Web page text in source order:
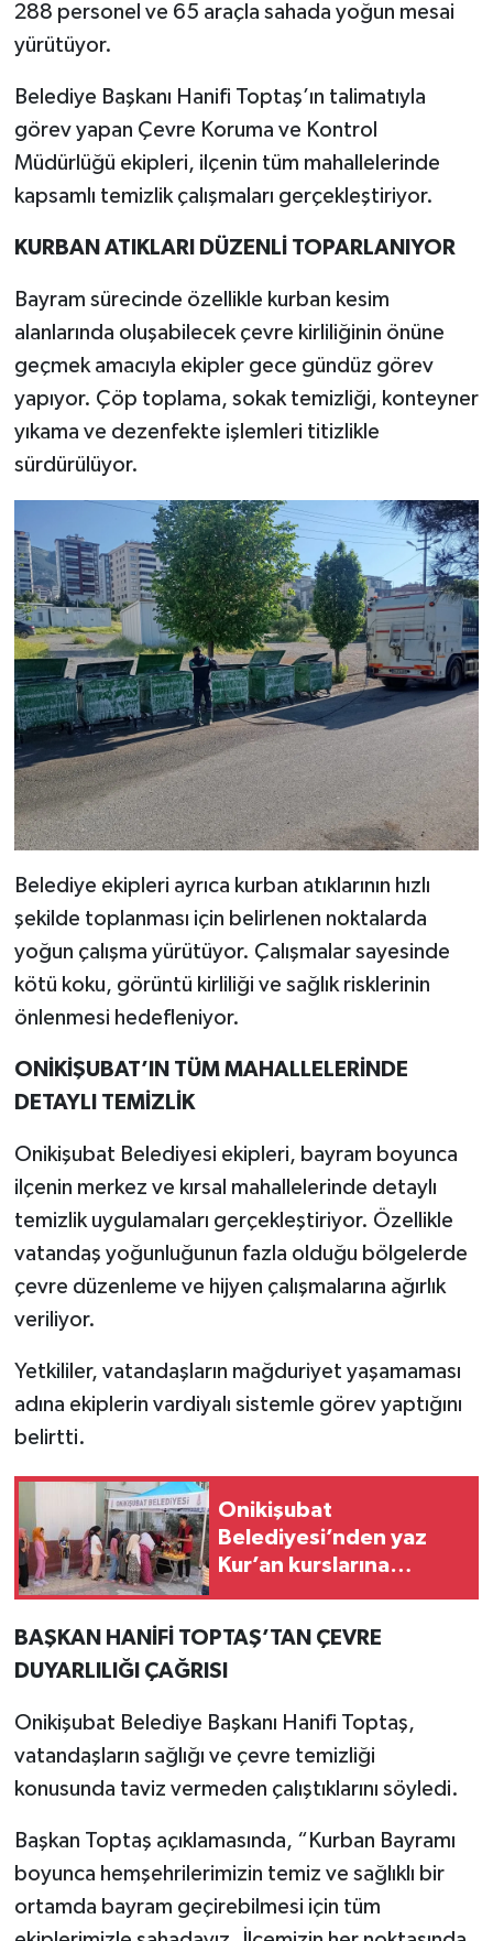
288 personel ve 65 araçla sahada yoğun mesai
yürütüyor.
Belediye Başkanı Hanifi Toptaş’ın talimatıyla
görev yapan Çevre Koruma ve Kontrol
Müdürlüğü ekipleri, ilçenin tüm mahallelerinde
kapsamlı temizlik çalışmaları gerçekleştiriyor.
KURBAN ATIKLARI DÜZENLİ TOPARLANIYOR
Bayram sürecinde özellikle kurban kesim
alanlarında oluşabilecek çevre kirliliğinin önüne
geçmek amacıyla ekipler gece gündüz görev
yapıyor. Çöp toplama, sokak temizliği, konteyner
yıkama ve dezenfekte işlemleri titizlikle
sürdürülüyor.
Belediye ekipleri ayrıca kurban atıklarının hızlı
şekilde toplanması için belirlenen noktalarda
yoğun çalışma yürütüyor. Çalışmalar sayesinde
kötü koku, görüntü kirliliği ve sağlık risklerinin
önlenmesi hedefleniyor.
ONİKİŞUBAT’IN TÜM MAHALLELERİNDE
DETAYLI TEMİZLİK
Onikişubat Belediyesi ekipleri, bayram boyunca
ilçenin merkez ve kırsal mahallelerinde detaylı
temizlik uygulamaları gerçekleştiriyor. Özellikle
vatandaş yoğunluğunun fazla olduğu bölgelerde
çevre düzenleme ve hijyen çalışmalarına ağırlık
veriliyor.
Yetkililer, vatandaşların mağduriyet yaşamaması
adına ekiplerin vardiyalı sistemle görev yaptığını
belirtti.
Onikişubat
Belediyesi’nden yaz
Kur’an kurslarına
BAŞKAN HANİFİ TOPTAŞ’TAN ÇEVRE
DUYARLILIĞI ÇAĞRISI
Onikişubat Belediye Başkanı Hanifi Toptaş,
vatandaşların sağlığı ve çevre temizliği
konusunda taviz vermeden çalıştıklarını söyledi.
Başkan Toptaş açıklamasında, “Kurban Bayramı
boyunca hemşehrilerimizin temiz ve sağlıklı bir
ortamda bayram geçirebilmesi için tüm
TEKNOLOJİ
KÜLTÜR SANAT